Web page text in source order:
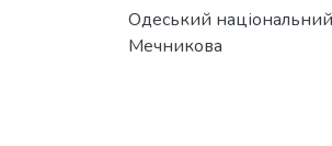
Одеський національний
Мечникова